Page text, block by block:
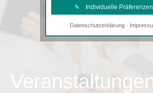
✎ Individuelle Präferenzen
Notwendige Cookies
Diese Cookies sind
Diese Cookies sind
unsere Website auf Ihre
Datenschutzerklärung·